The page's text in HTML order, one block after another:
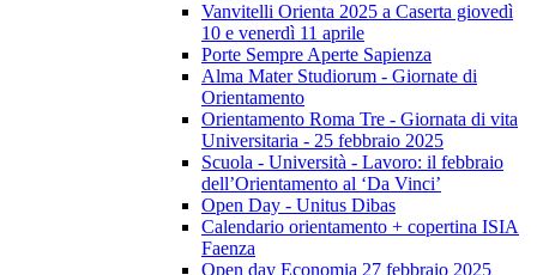
Vanvitelli Orienta 2025 a Caserta giovedì
10 e venerdì 11 aprile
Porte Sempre Aperte Sapienza
Alma Mater Studiorum - Giornate di
Orientamento
Orientamento Roma Tre - Giornata di vita
Universitaria - 25 febbraio 2025
Scuola - Università - Lavoro: il febbraio
dell’Orientamento al ‘Da Vinci’
Open Day - Unitus Dibas
Calendario orientamento + copertina ISIA
Faenza
Open day Economia 27 febbraio 2025